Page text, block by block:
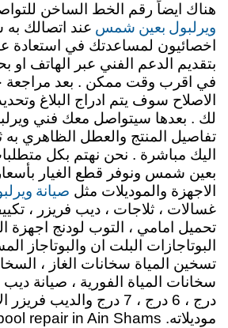
هناك ايضاً رقم الخط الساخن
ويرلبول بعين شمس عند اتصالك
اخصائيون لمساعدتك في استعادة
بتقديم الدعم الفني عبر الهاتف او
في اقرب وقت ممكن . بعد
الاصلاح سوف يتم ادراج البلاغ
لك . بعدها سيتواصل معك فني
تفاصيل المنتج والعطل الظاهري
اليك مباشرة . نحن نهتم بكل
بعين شمس ونوفر قطع الغيار
الاجهزة والموديلات مثل صيانة
غسالات ، ثلاجات ، ديب فريزر ،
تحميل امامي ، التوب لودنج اجهزة
البوتاجازات البلت ان والبوتاجاز
تسخين المياة سخانات الغاز ،
درج ، 6 درج ، 7 درج والديب
موديلاته. whirlpool repair in Ain Shams